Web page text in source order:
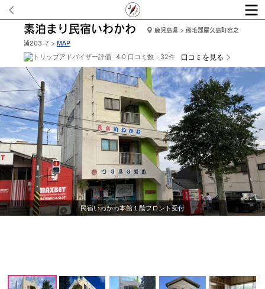
素泊まり民宿いわかわ 鹿児島県 > 熊毛郡屋久島町宮之
浦203-7 > MAP
4.0 口コミ数：32件 口コミを見る
いわかわ本館１階フロント受付